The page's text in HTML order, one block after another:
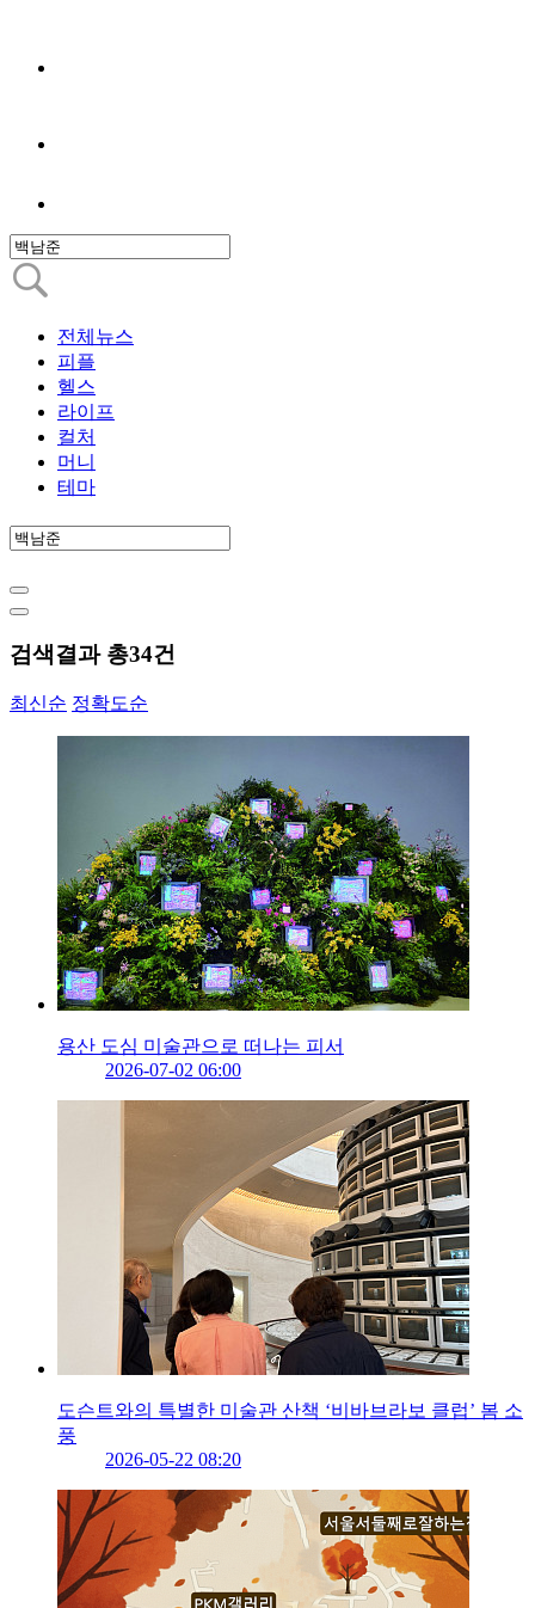
전체뉴스
피플
헬스
라이프
컬처
머니
테마
검색결과 총34건
최신순 정확도순
용산 도심 미술관으로 떠나는 피서
2026-07-02 06:00
도슨트와의 특별한 미술관 산책 ‘비바브라보 클럽’ 봄 소
풍
2026-05-22 08:20